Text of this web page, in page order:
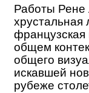
Работы Рене
хрустальная
французская
общем
общего
искавшей
рубеже